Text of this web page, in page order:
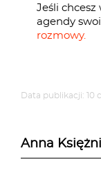
Jeśli chcesz
agendy
rozmowy.
Data publikacji: 10
Anna